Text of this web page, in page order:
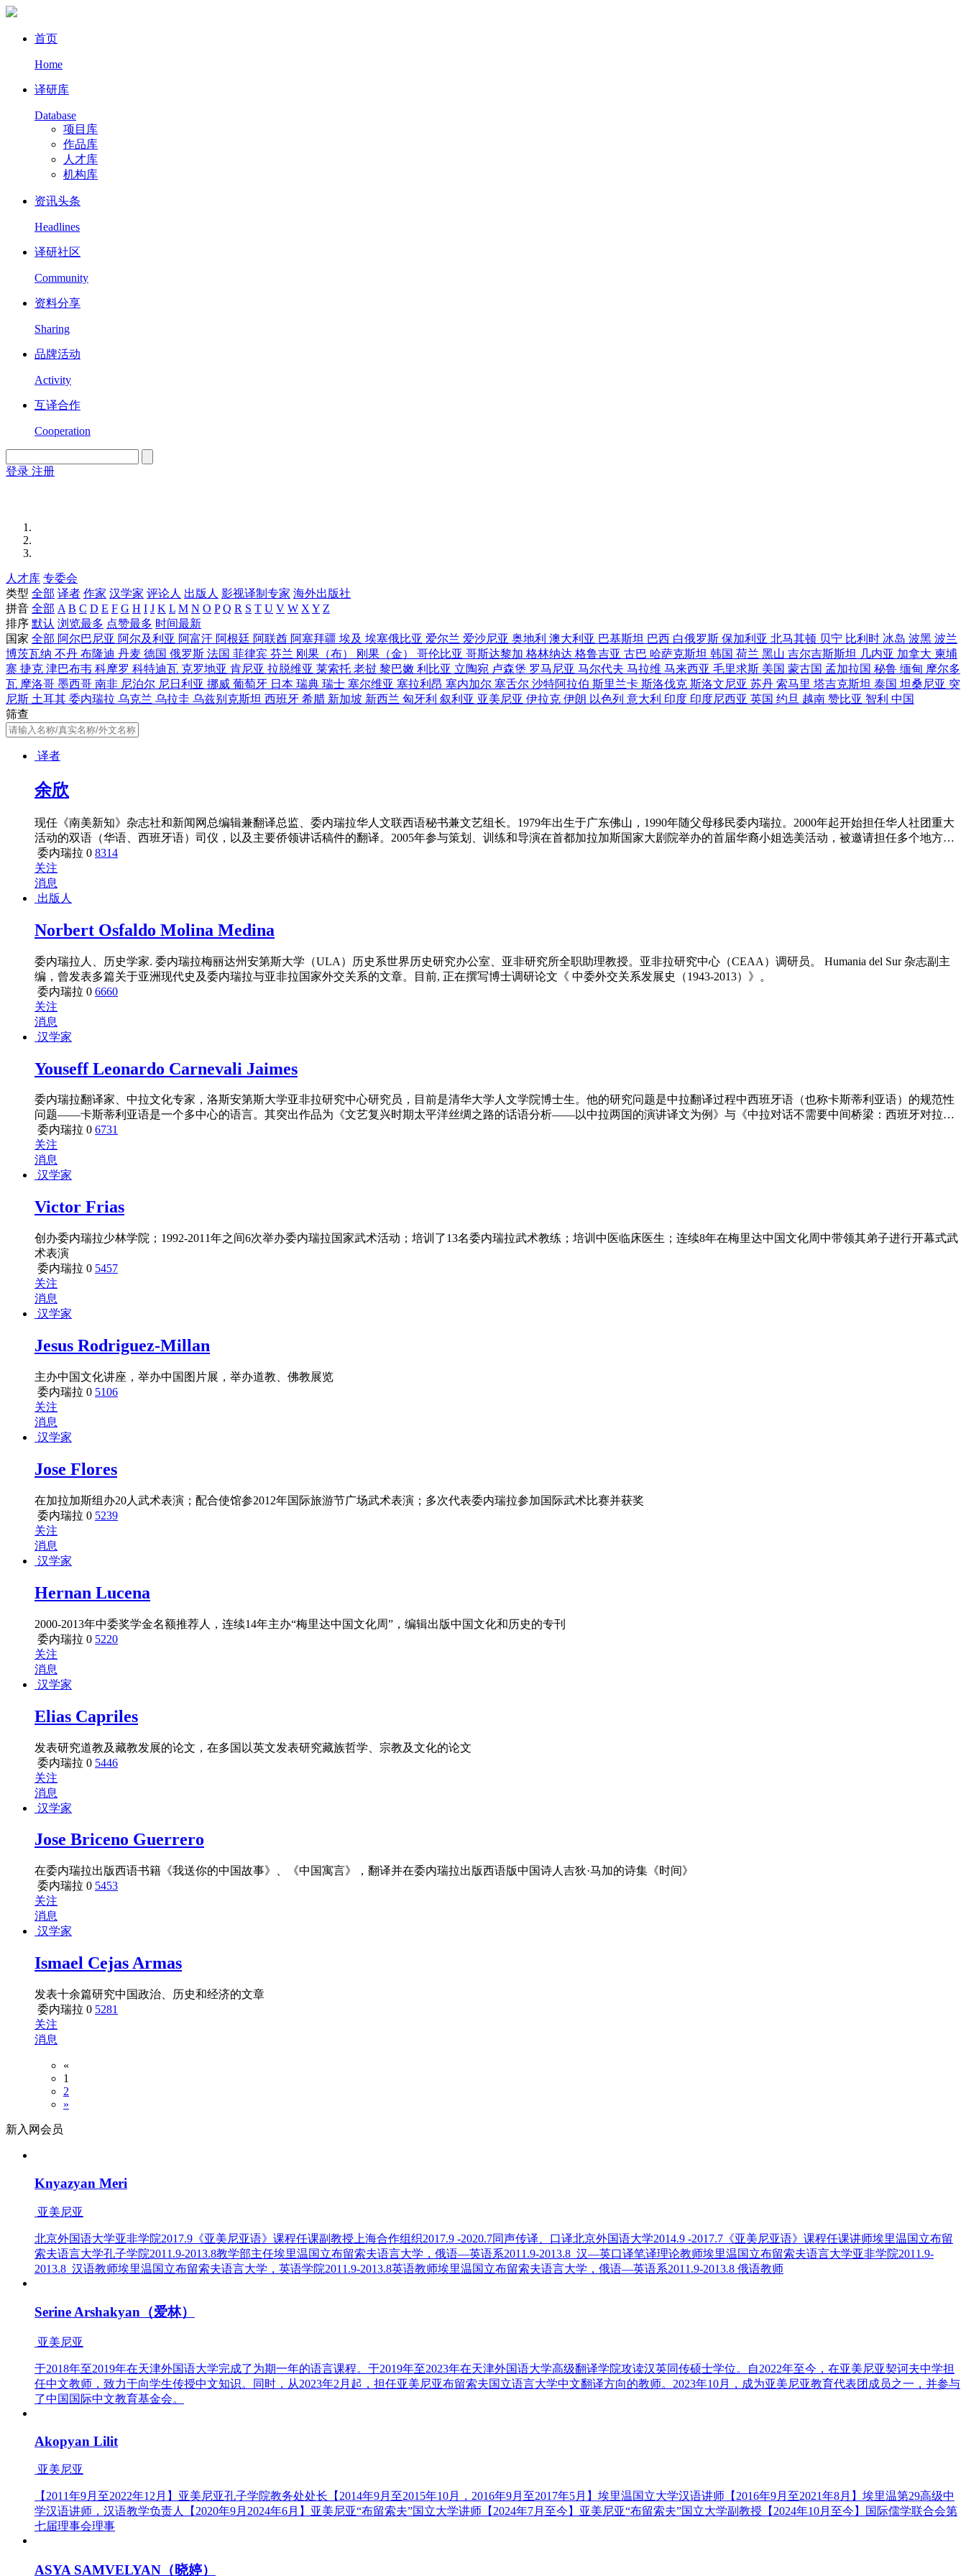
首页
Home
译研库
Database
项目库
作品库
人才库
机构库
资讯头条
Headlines
译研社区
Community
资料分享
Sharing
品牌活动
Activity
互译合作
Cooperation
登录 注册
人才库 专委会
类型 全部 译者 作家 汉学家 评论人 出版人 影视译制专家 海外出版社
拼音 全部 A B C D E F G H I J K L M N O P Q R S T U V W X Y Z
排序 默认 浏览最多 点赞最多 时间最新
国家 全部 阿尔巴尼亚 阿尔及利亚 阿富汗 阿根廷 阿联酋 阿塞拜疆 埃及 埃塞俄比亚 爱尔兰 爱沙尼亚 奥地利 澳大利亚 巴基斯坦 巴西 白俄罗斯 保加利亚 北马其顿 贝宁 比利时 冰岛 波黑 波兰
博茨瓦纳 不丹 布隆迪 丹麦 德国 俄罗斯 法国 菲律宾 芬兰 刚果（布） 刚果（金） 哥伦比亚 哥斯达黎加 格林纳达 格鲁吉亚 古巴 哈萨克斯坦 韩国 荷兰 黑山 吉尔吉斯斯坦 几内亚 加拿大 柬埔
寨 捷克 津巴布韦 科摩罗 科特迪瓦 克罗地亚 肯尼亚 拉脱维亚 莱索托 老挝 黎巴嫩 利比亚 立陶宛 卢森堡 罗马尼亚 马尔代夫 马拉维 马来西亚 毛里求斯 美国 蒙古国 孟加拉国 秘鲁 缅甸 摩尔多
瓦 摩洛哥 墨西哥 南非 尼泊尔 尼日利亚 挪威 葡萄牙 日本 瑞典 瑞士 塞尔维亚 塞拉利昂 塞内加尔 塞舌尔 沙特阿拉伯 斯里兰卡 斯洛伐克 斯洛文尼亚 苏丹 索马里 塔吉克斯坦 泰国 坦桑尼亚 突
尼斯 土耳其 委内瑞拉 乌克兰 乌拉圭 乌兹别克斯坦 西班牙 希腊 新加坡 新西兰 匈牙利 叙利亚 亚美尼亚 伊拉克 伊朗 以色列 意大利 印度 印度尼西亚 英国 约旦 越南 赞比亚 智利 中国
筛查
译者
余欣
现任《南美新知》杂志社和新闻网总编辑兼翻译总监、委内瑞拉华人文联西语秘书兼文艺组长。1979年出生于广东佛山，1990年随父母移民委内瑞拉。2000年起开始担任华人社团重大
活动的双语（华语、西班牙语）司仪，以及主要侨领讲话稿件的翻译。2005年参与策划、训练和导演在首都加拉加斯国家大剧院举办的首届华裔小姐选美活动，被邀请担任多个地方选
美活动的评委。2007年创办双语（汉语、西班牙语）的全彩色《南美新知》杂志。2011年创办《南美新知》新闻网。Yu Xin (Venezuela)Yu acts as the editor-in-chief and general translation dir
e
委内瑞拉 0 8314
关注
消息
出版人
Norbert Osfaldo Molina Medina
委内瑞拉人、历史学家. 委内瑞拉梅丽达州安第斯大学（ULA）历史系世界历史研究办公室、亚非研究所全职助理教授。亚非拉研究中心（CEAA）调研员。 Humania del Sur 杂志副主
编，曾发表多篇关于亚洲现代史及委内瑞拉与亚非拉国家外交关系的文章。目前, 正在撰写博士调研论文《 中委外交关系发展史（1943-2013）》。
委内瑞拉 0 6660
关注
消息
汉学家
Youseff Leonardo Carnevali Jaimes
委内瑞拉翻译家、中拉文化专家，洛斯安第斯大学亚非拉研究中心研究员，目前是清华大学人文学院博士生。他的研究问题是中拉翻译过程中西班牙语（也称卡斯蒂利亚语）的规范性
问题——卡斯蒂利亚语是一个多中心的语言。其突出作品为《文艺复兴时期太平洋丝绸之路的话语分析——以中拉两国的演讲译文为例》与《中拉对话不需要中间桥梁：西班牙对拉丁
美洲国际关系的干预》。其学术背景涵盖文化、政治，经济与法律翻译领域。
委内瑞拉 0 6731
关注
消息
汉学家
Victor Frias
创办委内瑞拉少林学院；1992-2011年之间6次举办委内瑞拉国家武术活动；培训了13名委内瑞拉武术教练；培训中医临床医生；连续8年在梅里达中国文化周中带领其弟子进行开幕式武
术表演
委内瑞拉 0 5457
关注
消息
汉学家
Jesus Rodriguez-Millan
主办中国文化讲座，举办中国图片展，举办道教、佛教展览
委内瑞拉 0 5106
关注
消息
汉学家
Jose Flores
在加拉加斯组办20人武术表演；配合使馆参2012年国际旅游节广场武术表演；多次代表委内瑞拉参加国际武术比赛并获奖
委内瑞拉 0 5239
关注
消息
汉学家
Hernan Lucena
2000-2013年中委奖学金名额推荐人，连续14年主办“梅里达中国文化周”，编辑出版中国文化和历史的专刊
委内瑞拉 0 5220
关注
消息
汉学家
Elias Capriles
发表研究道教及藏教发展的论文，在多国以英文发表研究藏族哲学、宗教及文化的论文
委内瑞拉 0 5446
关注
消息
汉学家
Jose Briceno Guerrero
在委内瑞拉出版西语书籍《我送你的中国故事》、《中国寓言》，翻译并在委内瑞拉出版西语版中国诗人吉狄·马加的诗集《时间》
委内瑞拉 0 5453
关注
消息
汉学家
Ismael Cejas Armas
发表十余篇研究中国政治、历史和经济的文章
委内瑞拉 0 5281
关注
消息
«
1
2
»
新入网会员
Knyazyan Meri
亚美尼亚
北京外国语大学亚非学院2017.9《亚美尼亚语》课程任课副教授上海合作组织2017.9 -2020.7同声传译、口译北京外国语大学2014.9 -2017.7《亚美尼亚语》课程任课讲师埃里温国立布留
索夫语言大学孔子学院2011.9-2013.8教学部主任埃里温国立布留索夫语言大学，俄语—英语系2011.9-2013.8 汉—英口译笔译理论教师埃里温国立布留索夫语言大学亚非学院2011.9-
2013.8 汉语教师埃里温国立布留索夫语言大学，英语学院2011.9-2013.8英语教师埃里温国立布留索夫语言大学，俄语—英语系2011.9-2013.8 俄语教师
Serine Arshakyan（爱林）
亚美尼亚
于2018年至2019年在天津外国语大学完成了为期一年的语言课程。于2019年至2023年在天津外国语大学高级翻译学院攻读汉英同传硕士学位。自2022年至今，在亚美尼亚契诃夫中学担
任中文教师，致力于向学生传授中文知识。同时，从2023年2月起，担任亚美尼亚布留索夫国立语言大学中文翻译方向的教师。2023年10月，成为亚美尼亚教育代表团成员之一，并参与
了中国国际中文教育基金会。
Akopyan Lilit
亚美尼亚
【2011年9月至2022年12月】亚美尼亚孔子学院教务处处长【2014年9月至2015年10月，2016年9月至2017年5月】埃里温国立大学汉语讲师【2016年9月至2021年8月】埃里温第29高级中
学汉语讲师，汉语教学负责人【2020年9月2024年6月】亚美尼亚“布留索夫”国立大学讲师【2024年7月至今】亚美尼亚“布留索夫”国立大学副教授【2024年10月至今】国际儒学联合会第
七届理事会理事
ASYA SAMVELYAN（晓婷）